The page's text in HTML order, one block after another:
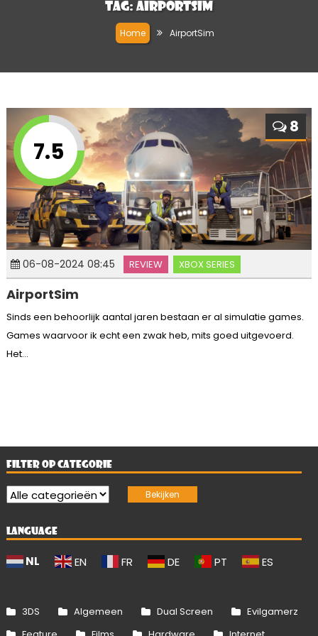
Tag: AirportSim
Home AirportSim
7.5
8
06-08-2024 08:45 REVIEW XBOX SERIES
AirportSim
Sinds een behoorlijk aantal jaren bestaan er al simulatie games.
Games waarvoor ik echt een zwak heb, mits goed uitgevoerd.
Het...
FILTER OP CATEGORIE
LANGUAGE
NL EN FR DE PT ES
3DS Algemeen Dual Screen
Evilgamerz